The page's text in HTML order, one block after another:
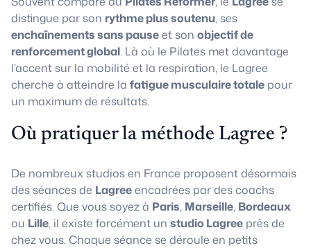
distingue par son rythme plus soutenu, ses
enchaînements sans pauseet son objectif de
renforcement global. Là où le Pilates met davantage
l’accent sur la mobilité et la respiration, le Lagree
cherche à atteindre la fatigue musculaire totale pour
un maximum de résultats.
Où pratiquer la méthode Lagree ?
De nombreux studios en France proposent désormais
des séances de Lagreeencadrées par des coachs
certifiés. Que vous soyez à Paris, Marseille, Bordeaux
ou Lille, il existe forcément un studio Lagree près de
chez vous. Chaque séance se déroule en petits